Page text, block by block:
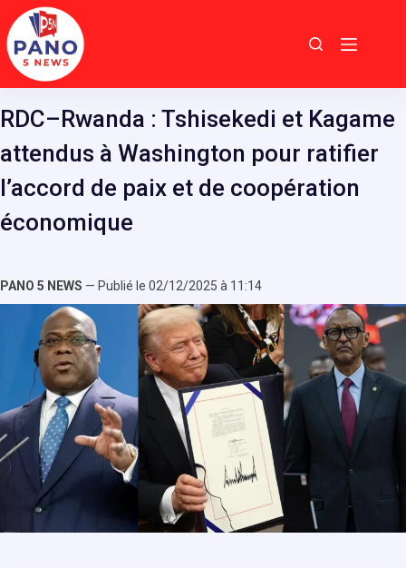
Passer
au
contenu
RDC–Rwanda : Tshisekedi et Kagame
attendus à Washington pour ratifier
l’accord de paix et de coopération
économique
PANO 5 NEWS — Publié le 02/12/2025 à 11:14